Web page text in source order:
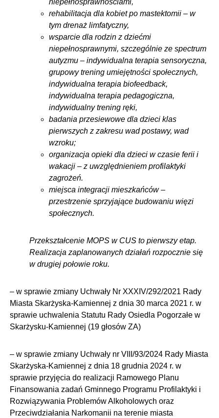
rehabilitacja dla kobiet po mastektomii – w
tym drenaż limfatyczny,
wsparcie dla rodzin z dziećmi
niepełnosprawnymi, szczególnie ze spectrum
autyzmu – indywidualna terapia sensoryczna,
grupowy trening umiejętności społecznych,
indywidualna terapia biofeedback,
indywidualna terapia pedagogiczna,
indywidualny trening ręki,
badania przesiewowe dla dzieci klas
pierwszych z zakresu wad postawy, wad
wzroku;
organizacja opieki dla dzieci w czasie ferii i
wakacji – z uwzględnieniem profilaktyki
zagrożeń.
miejsca integracji mieszkańców –
przestrzenie sprzyjające budowaniu więzi
społecznych.
Przekształcenie MOPS w CUS to pierwszy etap.
Realizacja zaplanowanych działań rozpocznie się
w drugiej połowie roku.
– w sprawie zmiany Uchwały Nr XXXIV/292/2021 Rady
Miasta Skarżyska-Kamiennej z dnia 30 marca 2021 r. w
sprawie uchwalenia Statutu Rady Osiedla Pogorzałe w
Skarżysku-Kamiennej (19 głosów ZA)
– w sprawie zmiany Uchwały nr VIII/93/2024 Rady Miasta
Skarżyska-Kamiennej z dnia 18 grudnia 2024 r. w
sprawie przyjęcia do realizacji Ramowego Planu
Finansowania zadań Gminnego Programu Profilaktyki i
Rozwiązywania Problemów Alkoholowych oraz
Przeciwdziałania Narkomanii na terenie miasta